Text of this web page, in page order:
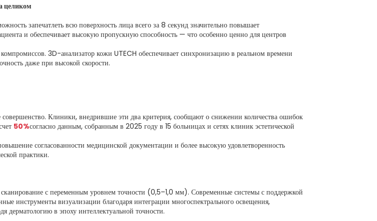
целиком
запечатлеть всю поверхность лица всего за 8 секунд значительно повышает
и обеспечивает высокую пропускную способность — что особенно ценно для центров
3D-анализатор кожи UTECH обеспечивает синхронизацию в реальном времени
даже при высокой скорости.
совершенство. Клиники, внедрившие эти два критерия, сообщают о снижении количества ошибок
50%согласно данным, собранным в 2025 году в 15 больницах и сетях клиник эстетической
согласованности медицинской документации и более высокую удовлетворенность
практики.
с переменным уровнем точности (0,5–1,0 мм). Современные системы с поддержкой
инструменты визуализации благодаря интеграции многоспектрального освещения,
дерматологию в эпоху интеллектуальной точности.